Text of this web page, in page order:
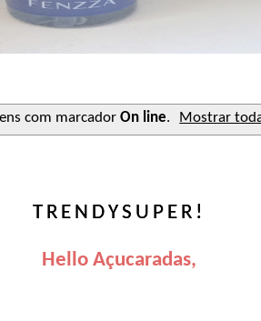
com marcador On line. Mostrar
TRENDYSUPER!
Hello Açucaradas,